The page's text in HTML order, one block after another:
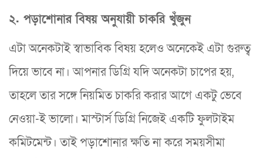
২. পড়াশোনার বিষয় অনুযায়ী চাকরি খুঁজুন
এটা অনেকটাই স্বাভাবিক বিষয় হলেও অনেকেই এটা গুরুত্ব
দিয়ে ভাবে না। আপনার ডিগ্রি যদি অনেকটা চাপের হয়,
তাহলে তার সঙ্গে নিয়মিত চাকরি করার আগে একটু ভেবে
নেওয়া-ই ভালো। মাস্টার্স ডিগ্রি নিজেই একটি ফুলটাইম
কমিটমেন্ট। তাই পড়াশোনার ক্ষতি না করে সময়সীমা